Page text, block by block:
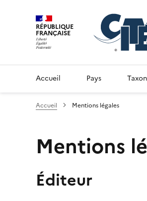
RÉPUBLIQUE
FRANÇAISE
Accueil Pays Taxon
Accueil Mentions légales
Mentions
Éditeur